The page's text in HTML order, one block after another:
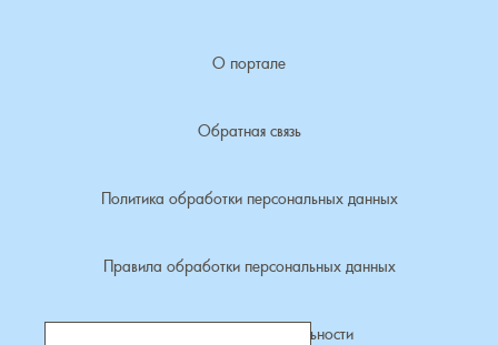
О портале
Обратная связь
Политика обработки персональных данных
Правила обработки персональных данных
Политика конфиденциальности
Фомиха, село